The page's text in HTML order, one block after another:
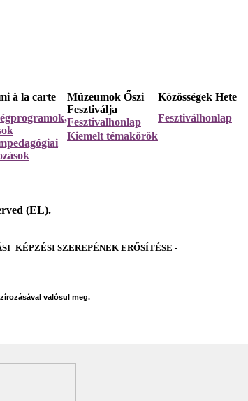
à la carte
Múzeumok Őszi
Fesztiválja
Fesztivalhonlap
Kiemelt témakörök
Közösségek Hete
Fesztiválhonlap
(EL).
SZEREPÉNEK ERŐSÍTÉSE -
valósul meg.